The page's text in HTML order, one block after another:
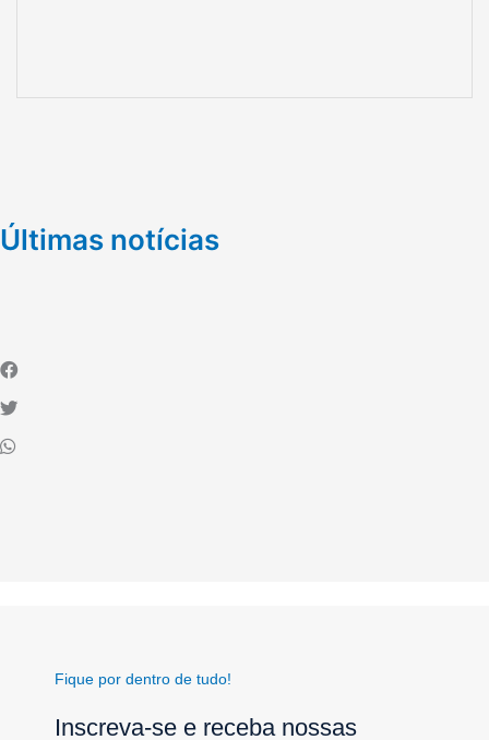
Últimas notícias
Fique por dentro de tudo!
Inscreva-se e receba nossas